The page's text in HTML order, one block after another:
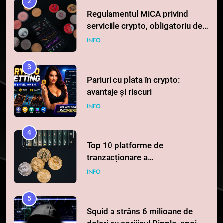
Regulamentul MiCA privind
serviciile crypto, obligatoriu de
la 1 iulie în România
INFO
3
Pariuri cu plata în crypto:
avantaje și riscuri
INFO
4
Top 10 platforme de
tranzacționare a
criptomonedelor în 2026
INFO
5
Squid a strâns 6 milioane de